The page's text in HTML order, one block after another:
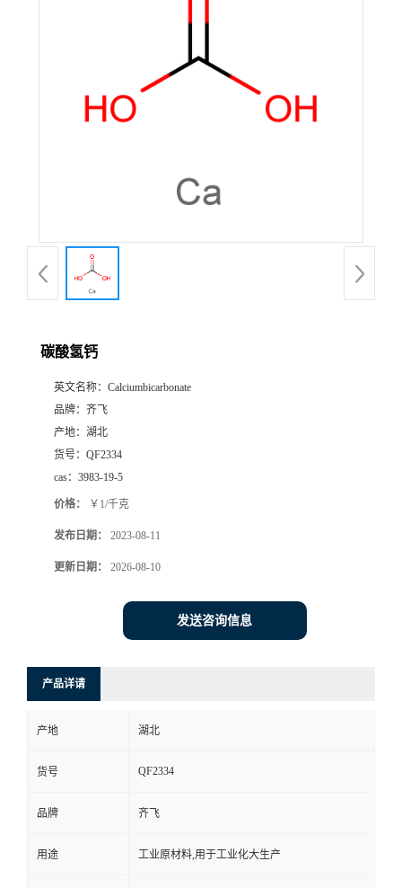
品
式
碳酸氢钙
英文名称： Calciumbicarbonate
品牌： 齐飞
产地： 湖北
货号： QF2334
cas： 3983-19-5
价格： ￥1/千克
发布日期： 2023-08-11
更新日期： 2026-08-10
发送咨询信息
产品详请
产地 湖北
货号 QF2334
品牌 齐飞
用途 工业原材料,用于工业化大生产